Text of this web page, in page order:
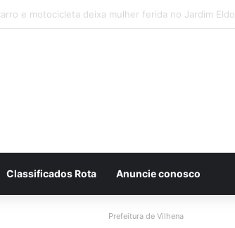
após ser flagrado repassando porção de maconha
Classificados Rota Anuncie conosco
Prefeitura de Vilhena